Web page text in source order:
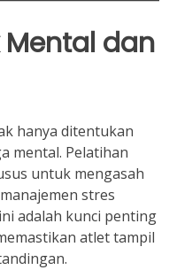
dan
hanya ditentukan
mental. Pelatihan
untuk mengasah
stres
adalah kunci penting
atlet tampil